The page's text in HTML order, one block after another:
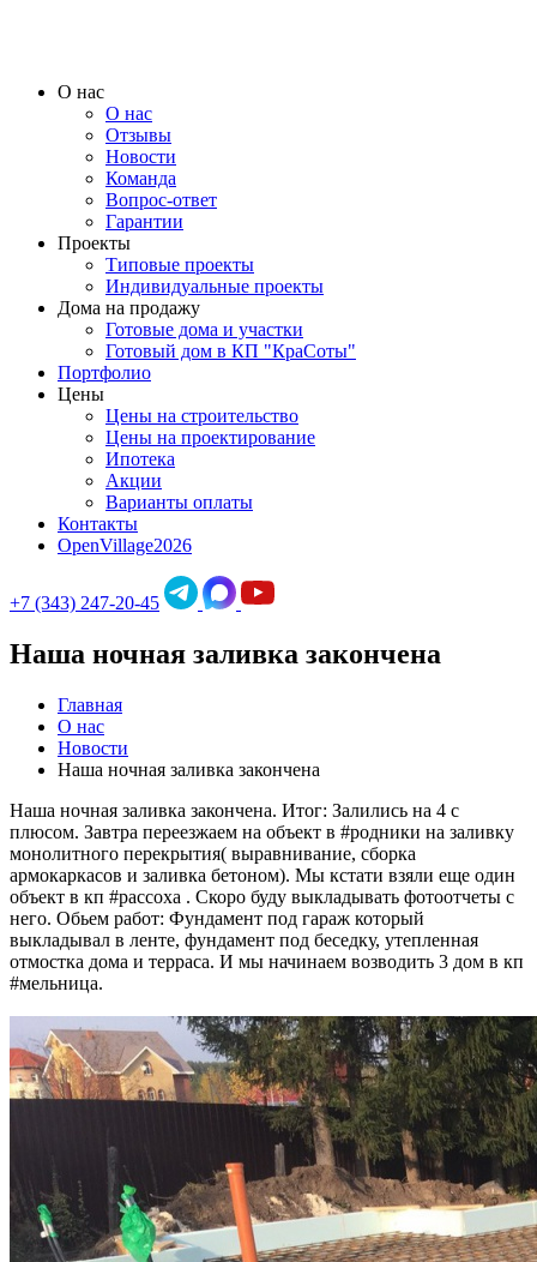
О нас
О нас
Отзывы
Новости
Команда
Вопрос-ответ
Гарантии
Проекты
Типовые проекты
Индивидуальные проекты
Дома на продажу
Готовые дома и участки
Готовый дом в КП "КраСоты"
Портфолио
Цены
Цены на строительство
Цены на проектирование
Ипотека
Акции
Варианты оплаты
Контакты
OpenVillage2026
+7 (343) 247-20-45
Наша ночная заливка закончена
Главная
О нас
Новости
Наша ночная заливка закончена
Наша ночная заливка закончена. Итог: Залились на 4 с
плюсом. Завтра переезжаем на объект в #родники на заливку
монолитного перекрытия( выравнивание, сборка
армокаркасов и заливка бетоном). Мы кстати взяли еще один
объект в кп #рассоха . Скоро буду выкладывать фотоотчеты с
него. Обьем работ: Фундамент под гараж который
выкладывал в ленте, фундамент под беседку, утепленная
отмостка дома и терраса. И мы начинаем возводить 3 дом в кп
#мельница.